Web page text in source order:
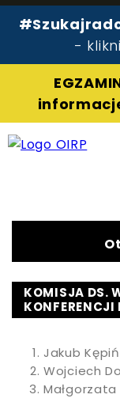
-
KOMISJA DS.
Ja­kub
Woj­ciech